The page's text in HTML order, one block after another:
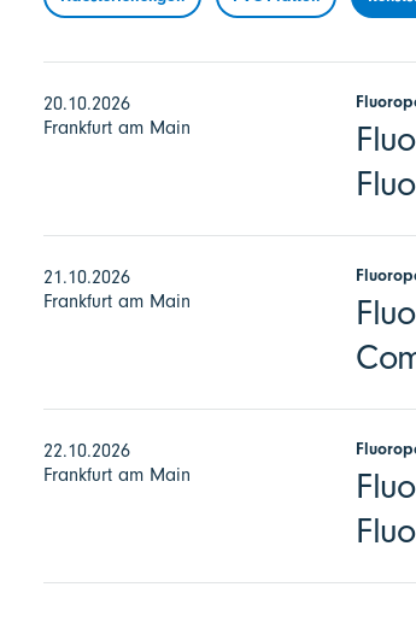
20.10.2026
Frankfurt am Main
21.10.2026
Frankfurt am Main
22.10.2026
Frankfurt am Main